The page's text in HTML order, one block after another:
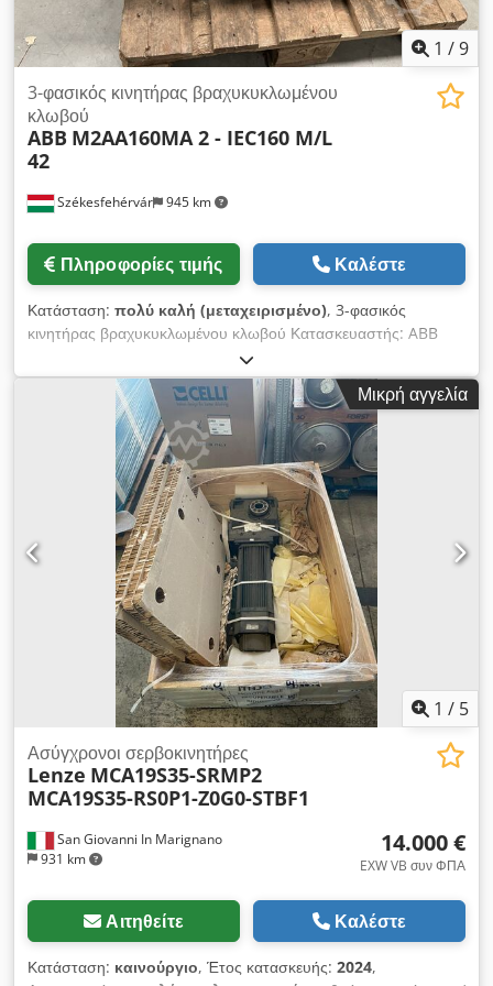
1 /9
Székesfehérvár 945 km
3-φασικός κινητήρας βραχυκυκλωμένου
κλωβού
ABB M2AA160MA 2 - IEC160 M/L
42
Πληροφορίες τιμής Καλέστε
Κατάσταση: πολύ καλή (μεταχειρισμένο), 3-φασικός
κινητήρας βραχυκυκλωμένου κλωβού Κατασκευαστής: ABB
Τύπος: M2AA160MA 2 - IEC160 M/L 42 Ηλεκτρικά δεδομένα:
50/60 Hz 11 kW Credpfxshtlm Ij Ac Dsf 2930 στροφές ανά
λεπτό IP: 55 Βάρος: 73 kg
Μικρή αγγελία
1 / 5
San Giovanni In Marignano
931 km
Ασύγχρονοι σερβοκινητήρες
Lenze MCA19S35-SRMP2
MCA19S35-RS0P1-Z0G0-STBF1
14.000 €
EXW VB συν ΦΠΑ
Αιτηθείτε Καλέστε
Κατάσταση: καινούργιο, Έτος κατασκευής: 2024,